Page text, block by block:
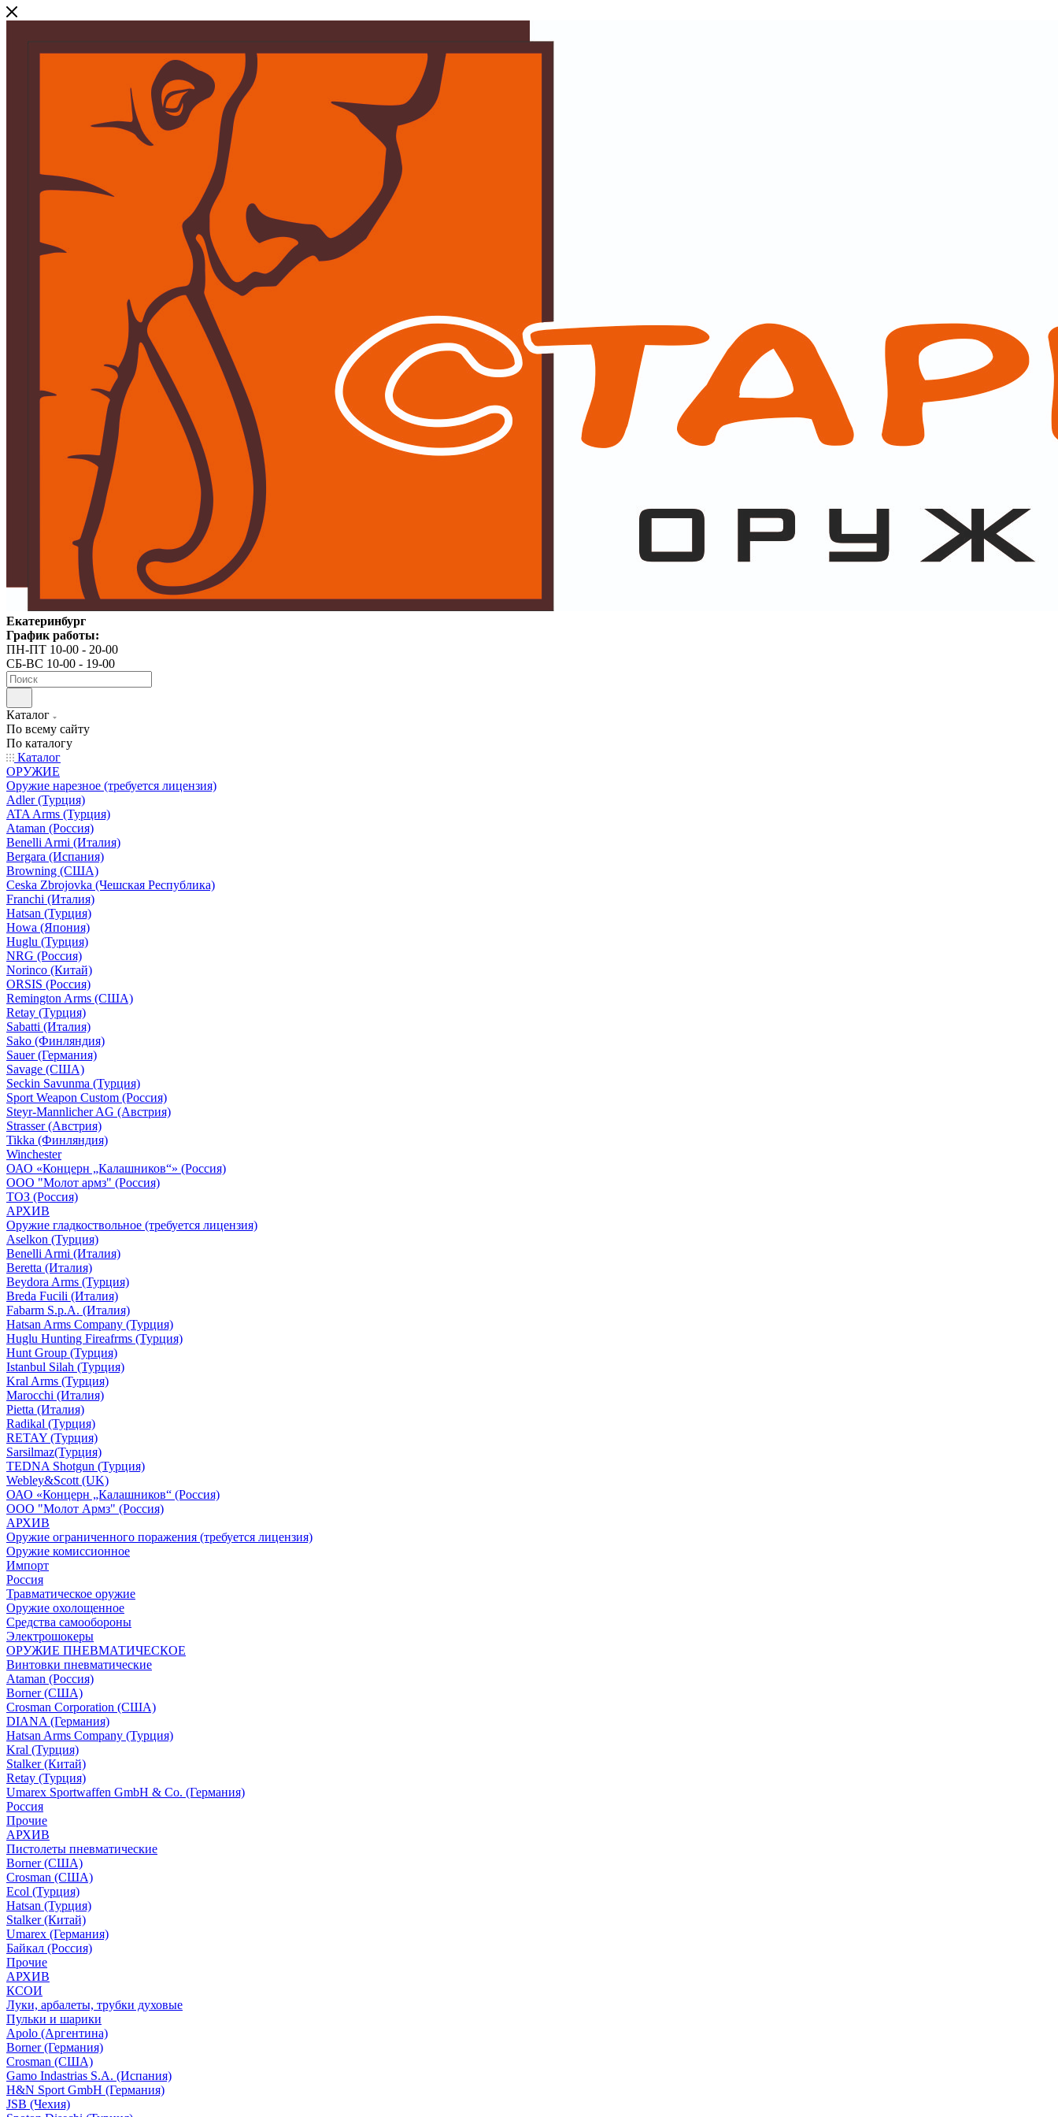
Екатеринбург
График работы:
ПН-ПТ 10-00 - 20-00
СБ-ВС 10-00 - 19-00
Каталог
По всему сайту
По каталогу
Каталог
ОРУЖИЕ
Оружие нарезное (требуется лицензия)
Adler (Турция)
ATA Arms (Турция)
Ataman (Россия)
Benelli Armi (Италия)
Bergara (Испания)
Browning (США)
Ceska Zbrojovka (Чешская Республика)
Franchi (Италия)
Hatsan (Турция)
Howa (Япония)
Huglu (Турция)
NRG (Россия)
Norinco (Китай)
ORSIS (Россия)
Remington Arms (США)
Retay (Турция)
Sabatti (Италия)
Sako (Финляндия)
Sauer (Германия)
Savage (США)
Seckin Savunma (Турция)
Sport Weapon Custom (Россия)
Steyr-Mannlicher AG (Австрия)
Strasser (Австрия)
Tikka (Финляндия)
Winchester
ОАО «Концерн „Калашников“» (Россия)
ООО "Молот армз" (Россия)
ТОЗ (Россия)
АРХИВ
Оружие гладкоствольное (требуется лицензия)
Aselkon (Турция)
Benelli Armi (Италия)
Beretta (Италия)
Beydora Arms (Турция)
Breda Fucili (Италия)
Fabarm S.p.A. (Италия)
Hatsan Arms Company (Турция)
Huglu Hunting Fireafrms (Турция)
Hunt Group (Турция)
Istanbul Silah (Турция)
Kral Arms (Турция)
Marocchi (Италия)
Pietta (Италия)
Radikal (Турция)
RETAY (Турция)
Sarsilmaz(Турция)
TEDNA Shotgun (Турция)
Webley&Scott (UK)
ОАО «Концерн „Калашников“ (Россия)
ООО "Молот Армз" (Россия)
АРХИВ
Оружие ограниченного поражения (требуется лицензия)
Оружие комиссионное
Импорт
Россия
Травматическое оружие
Оружие охолощенное
Средства самообороны
Электрошокеры
ОРУЖИЕ ПНЕВМАТИЧЕСКОЕ
Винтовки пневматические
Ataman (Россия)
Borner (США)
Crosman Corporation (США)
DIANA (Германия)
Hatsan Arms Company (Турция)
Kral (Турция)
Stalker (Китай)
Retay (Турция)
Umarex Sportwaffen GmbH & Co. (Германия)
Россия
Прочие
АРХИВ
Пистолеты пневматические
Borner (США)
Crosman (США)
Ecol (Турция)
Hatsan (Турция)
Stalker (Китай)
Umarex (Германия)
Байкал (Россия)
Прочие
АРХИВ
КСОИ
Луки, арбалеты, трубки духовые
Пульки и шарики
Apolo (Аргентина)
Borner (Германия)
Crosman (США)
Gamo Indastrias S.A. (Испания)
H&N Sport GmbH (Германия)
JSB (Чехия)